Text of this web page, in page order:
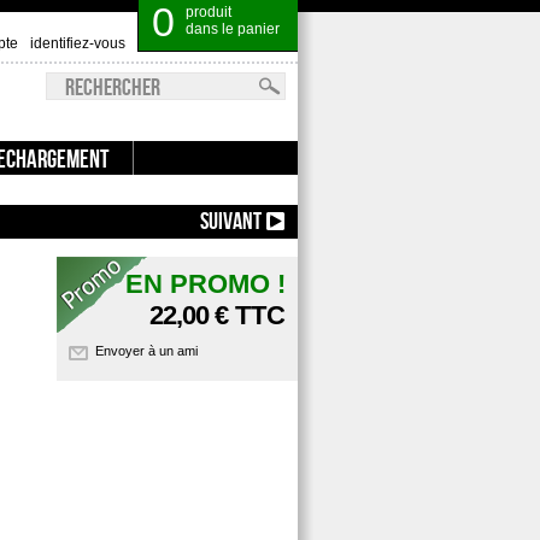
0
produit
dans le panier
identifiez-vous
SUIVANT
EN PROMO !
22,00 €TTC
Envoyer à un ami